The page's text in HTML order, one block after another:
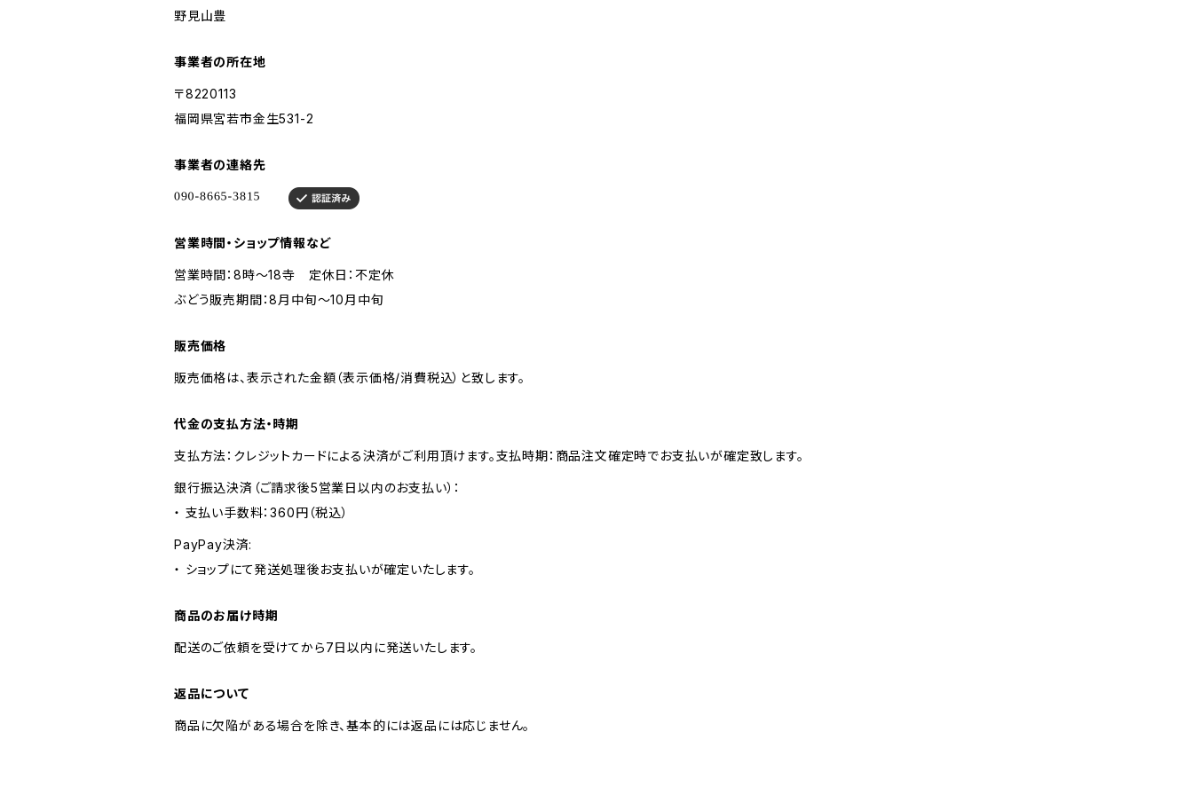
野見山豊
事業者の所在地
〒8220113
福岡県宮若市金生531-2
事業者の連絡先
営業時間・ショップ情報など
営業時間：8時～18寺 定休日：不定休
ぶどう販売期間：8月中旬～10月中旬
販売価格
販売価格は、表示された金額（表示価格/消費税込）と致します。
代金の支払方法・時期
支払方法：クレジットカードによる決済がご利用頂けます。支払時期：商品注文確定時でお支払いが確定致します。
銀行振込決済（ご請求後5営業日以内のお支払い）：
・ 支払い手数料：360円（税込）
PayPay決済:
・ ショップにて発送処理後お支払いが確定いたします。
商品のお届け時期
配送のご依頼を受けてから7日以内に発送いたします。
返品について
商品に欠陥がある場合を除き、基本的には返品には応じません。